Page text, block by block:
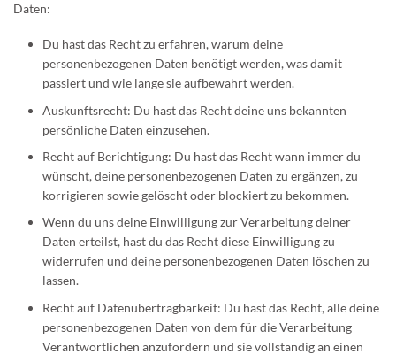
Daten:
Du hast das Recht zu erfahren, warum deine
personenbezogenen Daten benötigt werden, was damit
passiert und wie lange sie aufbewahrt werden.
Auskunftsrecht: Du hast das Recht deine uns bekannten
persönliche Daten einzusehen.
Recht auf Berichtigung: Du hast das Recht wann immer du
wünscht, deine personenbezogenen Daten zu ergänzen, zu
korrigieren sowie gelöscht oder blockiert zu bekommen.
Wenn du uns deine Einwilligung zur Verarbeitung deiner
Daten erteilst, hast du das Recht diese Einwilligung zu
widerrufen und deine personenbezogenen Daten löschen zu
lassen.
Recht auf Datenübertragbarkeit: Du hast das Recht, alle deine
personenbezogenen Daten von dem für die Verarbeitung
Verantwortlichen anzufordern und sie vollständig an einen